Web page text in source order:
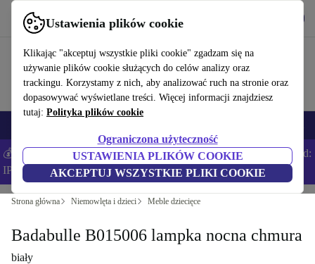
Ustawienia plików cookie
Klikając "akceptuj wszystkie pliki cookie" zgadzam się na
używanie plików cookie służących do celów analizy oraz
trackingu. Korzystamy z nich, aby analizować ruch na stronie oraz
dopasowywać wyświetlane treści. Więcej informacji znajdziesz
tutaj: Polityka plików cookie
Ograniczona użyteczność
USTAWIENIA PLIKÓW COOKIE
AKCEPTUJ WSZYSTKIE PLIKI COOKIE
Korzystaj z refurbed szybko i łatwo
💰Zaoszczędź DODATKOWE 5% na wszystkich iPhone’ach – Kod:
IPHONEDEAL –Regulamin
Strona główna Niemowlęta i dzieci Meble dziecięce
Badabulle B015006 lampka nocna chmura
biały